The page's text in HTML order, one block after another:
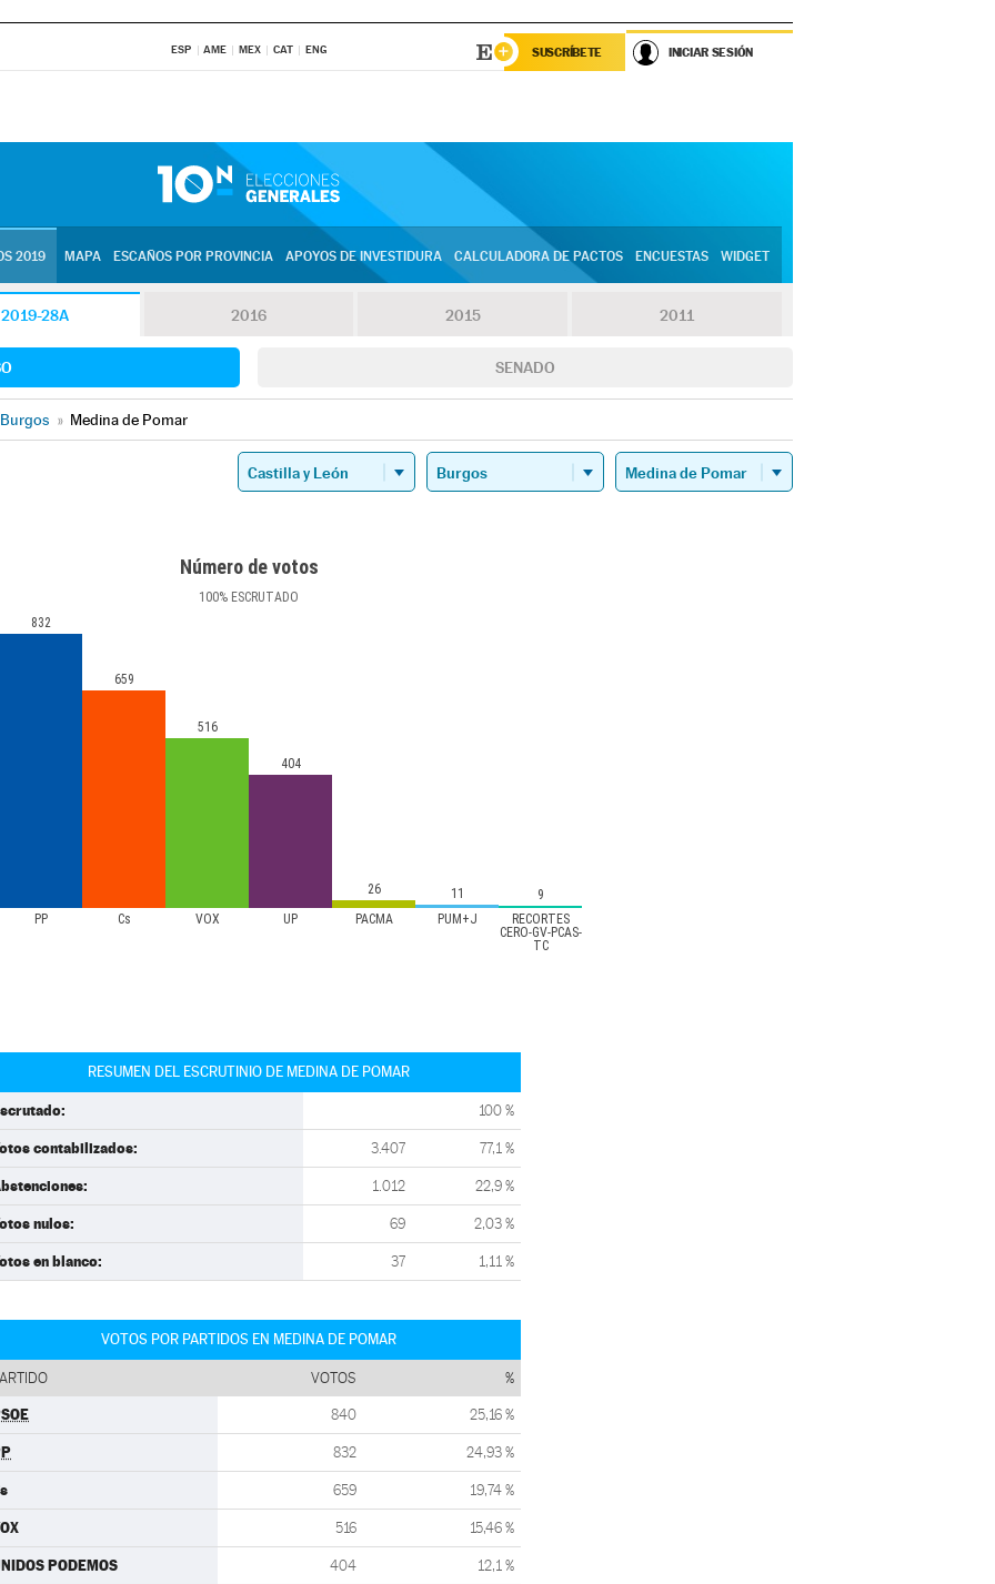
ESP AME MEX CAT ENG SUSCRÍBETE INICIAR SESIÓN
2019 MAPA ESCAÑOS POR PROVINCIA APOYOS DE INVESTIDURA CALCULADORA DE PACTOS ENCUESTAS WIDGET
2019-28A 2016 2015 2011
SENADO
Burgos » Medina de Pomar
Número de votos
100% ESCRUTADO
PP Cs VOX UP PACMA PUM+J
RECORTES
CERO-GV-PCAS-
TC
832
659
516
404
26 11 9
RESUMEN DEL ESCRUTINIO DE MEDINA DE POMAR
100 %
contabilizados: 3.407 77,1 %
1.012 22,9 %
nulos: 69 2,03 %
en blanco: 37 1,11 %
VOTOS POR PARTIDOS EN MEDINA DE POMAR
VOTOS %
840 25,16 %
832 24,93 %
659 19,74 %
516 15,46 %
PODEMOS 404 12,1 %